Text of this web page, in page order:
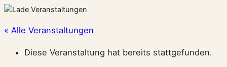
« Alle Veranstaltungen
Diese Veranstaltung hat bereits stattgefunden.